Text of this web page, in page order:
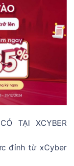
TẠI XCYBER
đỉnh từ xCyber